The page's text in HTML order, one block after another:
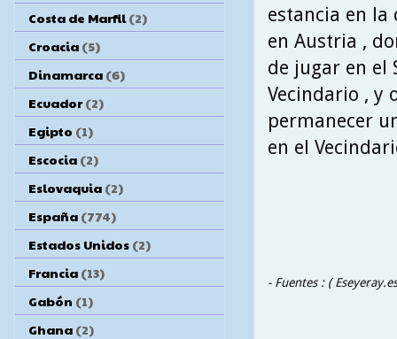
estancia en la
en Austria ,
de jugar en el
Vecindario , y
permanecer
en el
- Fuentes : (
Costa de Marfil (2)
Croacia (5)
Dinamarca (6)
Ecuador (2)
Egipto (1)
Escocia (2)
Eslovaquia (2)
España (774)
Estados Unidos (2)
Francia (13)
Gabón (1)
Ghana (2)